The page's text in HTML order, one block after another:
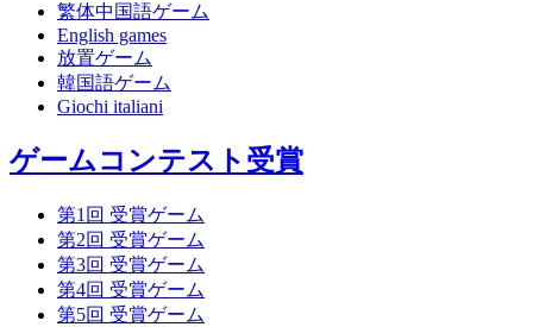
繁体中国語ゲーム
English games
放置ゲーム
韓国語ゲーム
Giochi italiani
ゲームコンテスト受賞
第1回 受賞ゲーム
第2回 受賞ゲーム
第3回 受賞ゲーム
第4回 受賞ゲーム
第5回 受賞ゲーム